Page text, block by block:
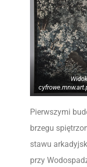
Pierwszymi
brzegu
stawu
przy